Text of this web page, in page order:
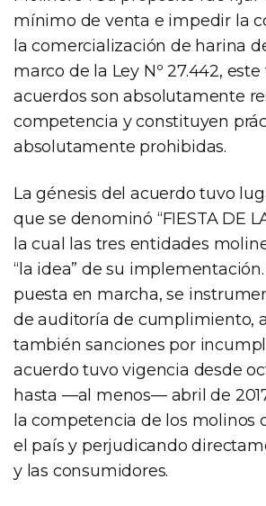
mínimo de venta e impedir la
la comercialización de harina
marco de la Ley Nº 27.442,
acuerdos son absolutamente
competencia y constituyen
absolutamente prohibidas.
La génesis del acuerdo tuvo
que se denominó “FIESTA DE
la cual las tres entidades
“la idea” de su
puesta en marcha, se
de auditoría de cumplimiento,
también sanciones por
acuerdo tuvo vigencia desde
hasta —al menos— abril de
la competencia de los molinos
el país y perjudicando
y las consumidores.